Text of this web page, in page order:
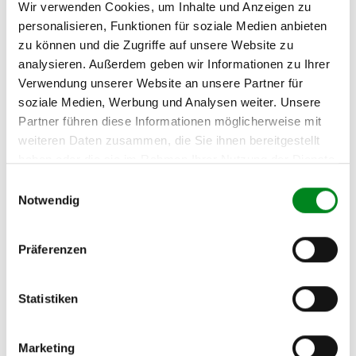
Wir verwenden Cookies, um Inhalte und Anzeigen zu
personalisieren, Funktionen für soziale Medien anbieten
zu können und die Zugriffe auf unsere Website zu
analysieren. Außerdem geben wir Informationen zu Ihrer
Verwendung unserer Website an unsere Partner für
soziale Medien, Werbung und Analysen weiter. Unsere
Partner führen diese Informationen möglicherweise mit
weiteren Daten zusammen, die Sie ihnen bereitgestellt
Notwendig
Präferenzen
Statistiken
Marketing
Hersteller/EU Verantwortliche
Person
Hersteller
Unternehmensname:
TMC Turbolader Manufaktur Coesfeld
Adresse:
Am Wasserturm 55, Coesfeld, NRW, 48653, DE
E-Mail:
Telefon: